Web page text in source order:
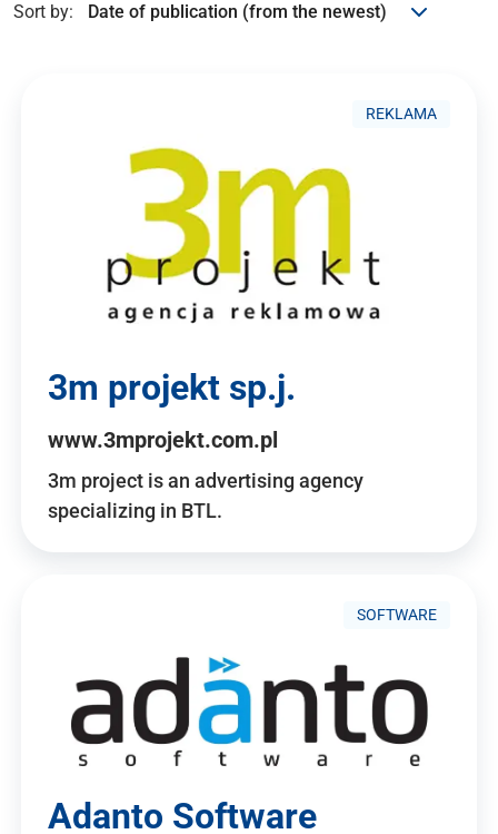
Sort by:
REKLAMA
3m projekt sp.j.
www.3mprojekt.com.pl
3m project is an advertising agency
specializing in BTL.
SOFTWARE
Adanto Software